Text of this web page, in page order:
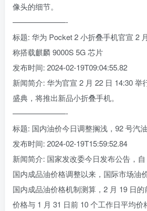
像头的细节。
———————-
标题: 华为 Pocket 2 小折叠手机官宣 2
称搭载麒麟 9000S 5G 芯片
发布时间: 2024-02-19T09:04:55.82
新闻简介: 华为官宣 2 月 22 日 14:30 举
盛典，将推出新品小折叠手机。
———————-
标题: 国内油价今日调整搁浅，92 号汽
发布时间: 2024-02-19T15:59:52.84
新闻简介: 国家发改委今日发布公告，
国内成品油价格调整以来，国际市场油
国内成品油价格机制测算，2 月 19 日
价格与 1 月 31 日前 10 个工作日平均